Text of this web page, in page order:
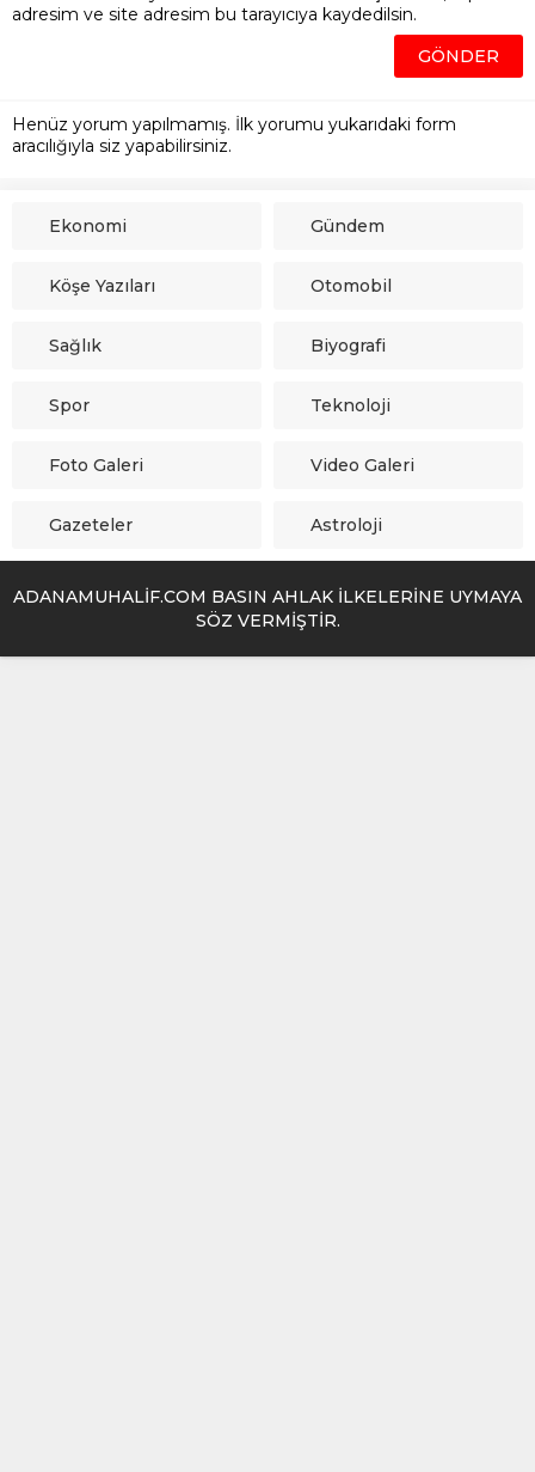
adresim ve site adresim bu tarayıcıya kaydedilsin.
Henüz yorum yapılmamış. İlk yorumu yukarıdaki form
aracılığıyla siz yapabilirsiniz.
Ekonomi Gündem
Köşe Yazıları Otomobil
Sağlık Biyografi
Spor Teknoloji
Foto Galeri Video Galeri
Gazeteler Astroloji
ADANAMUHALİF.COM BASIN AHLAK İLKELERİNE UYMAYA
SÖZ VERMİŞTİR.